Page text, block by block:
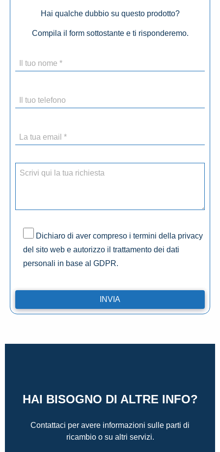
Hai qualche dubbio su questo prodotto?
Compila il form sottostante e ti risponderemo.
Dichiaro di aver compreso i termini della privacy
del sito web e autorizzo il trattamento dei dati
personali in base al GDPR.
HAI BISOGNO DI ALTRE INFO?
Contattaci per avere informazioni sulle parti di
ricambio o su altri servizi.